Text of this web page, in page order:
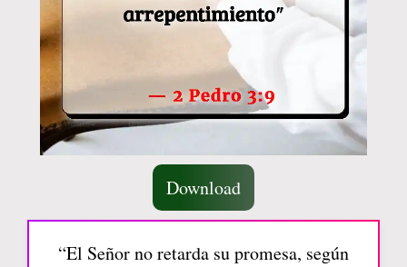
Download
“El Señor no retarda su promesa, según